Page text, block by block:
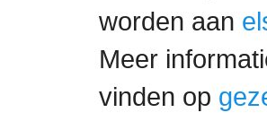
worden aan
Meer
vinden op